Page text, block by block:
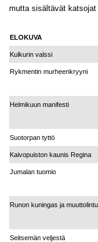
mutta sisältävät katsojat
ELOKUVA
Kulkurin valssi
Rykmentin murheenkryyni
Helmikuun manifesti
Suotorpan tyttö
Kaivopuiston kaunis Regina
Jumalan tuomio
Runon kuningas ja muuttolintu
Seitsemän veljestä